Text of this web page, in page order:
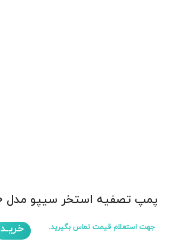
پمپ تصفیه استخر سیپو مدل HIGHSUPER-30
جهت استعلام قیمت تماس بگیرید. خریـد